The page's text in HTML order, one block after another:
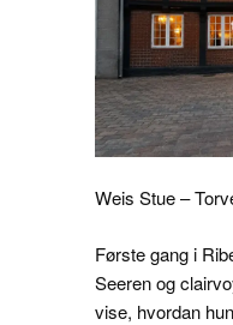
Weis Stue –
Første gang i
Seeren og
vise, hvordan